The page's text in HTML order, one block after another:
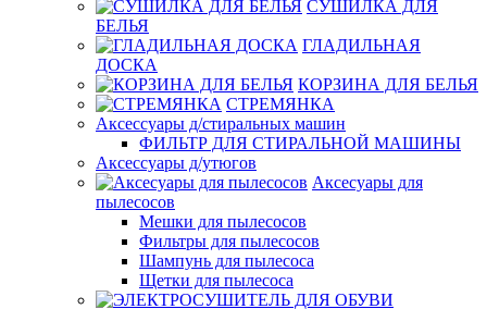
СУШИЛКА ДЛЯ
БЕЛЬЯ
ГЛАДИЛЬНАЯ
ДОСКА
КОРЗИНА ДЛЯ БЕЛЬЯ
СТРЕМЯНКА
Аксессуары д/стиральных машин
ФИЛЬТР ДЛЯ СТИРАЛЬНОЙ МАШИНЫ
Аксессуары д/утюгов
Аксесуары для
пылесосов
Мешки для пылесосов
Фильтры для пылесосов
Шампунь для пылесоса
Щетки для пылесоса